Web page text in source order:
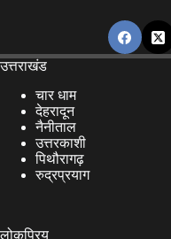
उत्तराखंड
चार धाम
देहरादून
नैनीताल
उत्तरकाशी
पिथौरागढ़
रुद्रप्रयाग
लोकप्रिय